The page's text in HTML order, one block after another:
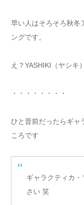
早い人はそろそろ秋冬
ングです。
え？YASHIKI（ヤシキ
・・・・・・・・
ひと昔前だったらギャ
ころです
ギャラクティカ
さい 笑